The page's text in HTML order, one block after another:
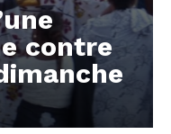
contre